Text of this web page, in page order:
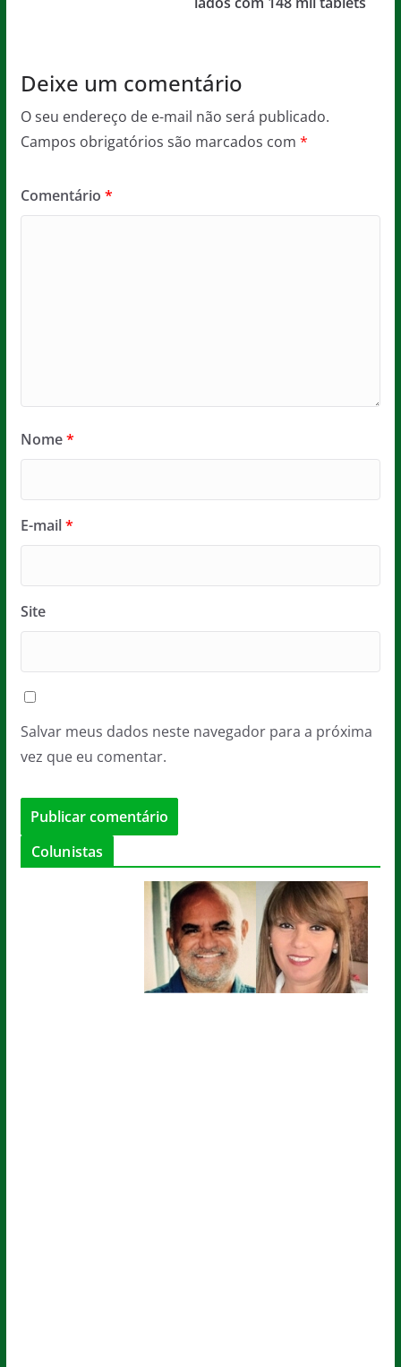
p
Deixe um comentário
O seu endereço de e-mail não será publicado.
Campos obrigatórios são marcados com *
Comentário *
Nome*
E-mail*
Site
Salvar meus dados neste navegador para a próxima
vez que eu comentar.
Colunistas